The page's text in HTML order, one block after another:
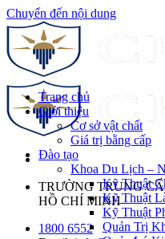
Chuyển đến nội dung
TRƯỜNG TRUNG
HỒ CHÍ MINH
1800 6552
Trang chủ
Giới thiệu
Cơ sở vật chất
Giá trị bằng cấp
Đào tạo
Khoa Du Lịch –
Kỹ Thuật
Kỹ Thuật
Kỹ Thuật
Quản Trị